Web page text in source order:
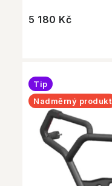
5 180 Kč
Tip
Nadměrný produkt